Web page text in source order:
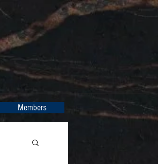
Members